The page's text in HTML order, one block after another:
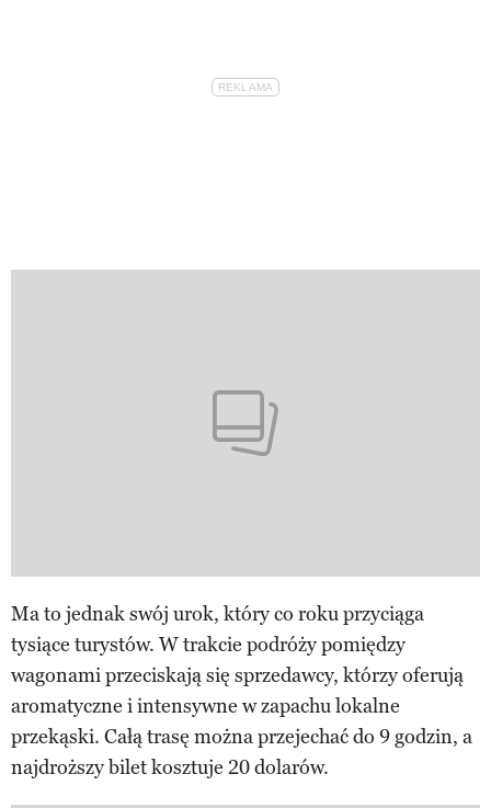
Ma to jednak swój urok, który co roku przyciąga
tysiące turystów. W trakcie podróży pomiędzy
wagonami przeciskają się sprzedawcy, którzy oferują
aromatyczne i intensywne w zapachu lokalne
przekąski. Całą trasę można przejechać do 9 godzin, a
najdroższy bilet kosztuje 20 dolarów.